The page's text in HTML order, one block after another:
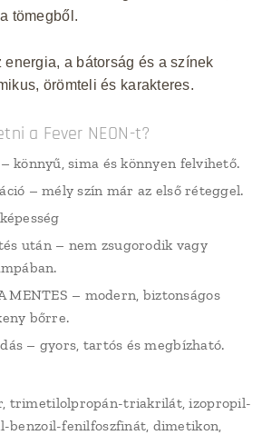
tömegből.
energia, a bátorság és a színek
örömteli és karakteres.
a Fever NEON-t?
könnyű, sima és könnyen felvihető.
– mély szín már az első réteggel.
után – nem zsugorodik vagy
MENTES – modern, biztonságos
bőrre.
– gyors, tartós és megbízható.
trimetilolpropán-triakrilát, izopropil-
fenilfoszfinát, dimetikon,